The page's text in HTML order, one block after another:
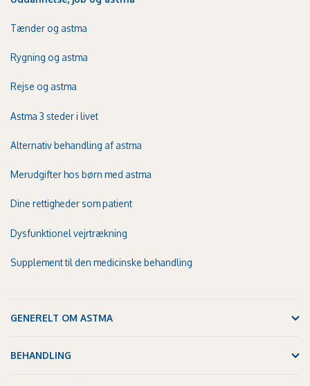
Tænder og astma
Rygning og astma
Rejse og astma
Astma 3 steder i livet
Alternativ behandling af astma
Merudgifter hos børn med astma
Dine rettigheder som patient
Dysfunktionel vejrtrækning
Supplement til den medicinske behandling
GENERELT OM ASTMA
BEHANDLING